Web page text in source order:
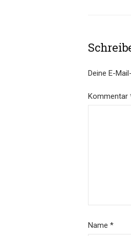
Deine E-
Kommentar
Name *